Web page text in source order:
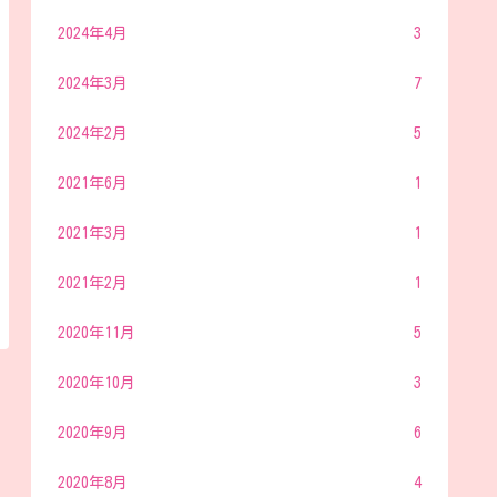
2024年4月 3
2024年3月 7
2024年2月 5
2021年6月 1
2021年3月 1
2021年2月 1
2020年11月 5
2020年10月 3
2020年9月 6
2020年8月 4